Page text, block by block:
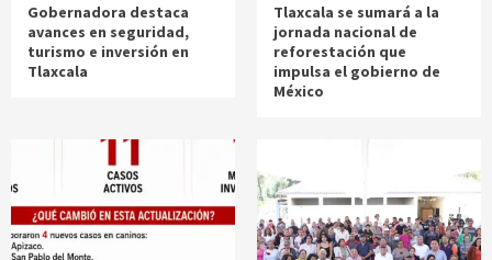
Gobernadora destaca
avances en seguridad,
turismo e inversión en
Tlaxcala
Tlaxcala se sumará a la
jornada nacional de
reforestación que
impulsa el gobierno de
México